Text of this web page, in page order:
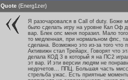
Quote (Energ1zer)
Я разочаровался в Call of duty. Боже
было сделать игру на уровне Кал Оф
вар. Блек опс меня поразил. Мало того
то медленная, при нормальном фпс,
сделана. Возможно это из-за того что
Активижн стал Трейарх. Говорят что
делала КОД 3 в который я на ПС2
эт вар. И эти версии людям не
недочетов... ППЦ. Большая часть
стрельба ужас. Есть приятные